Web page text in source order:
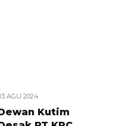
AGU 2024
Kutim